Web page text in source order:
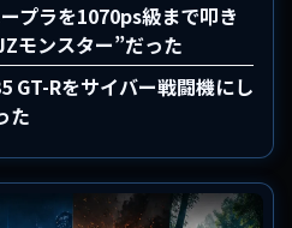
プラを1070ps級まで叩き
モンスター”だった
GT-Rをサイバー戦闘機にし
た